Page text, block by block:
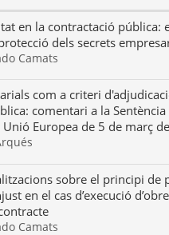
en la contractació pública:
dels secrets
Camats
com a criteri
comentari a la
Unió Europea de 5 de març
sobre el principi de
en el cas d’execució
Camats